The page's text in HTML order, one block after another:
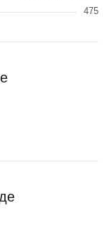
475